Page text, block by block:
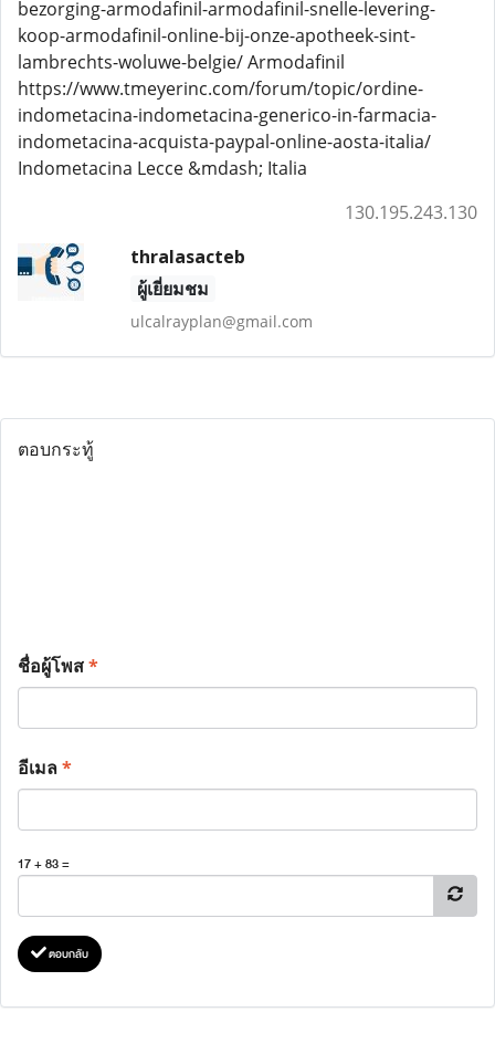
bezorging-armodafinil-armodafinil-snelle-levering-
koop-armodafinil-online-bij-onze-apotheek-sint-
lambrechts-woluwe-belgie/ Armodafinil
https://www.tmeyerinc.com/forum/topic/ordine-
indometacina-indometacina-generico-in-farmacia-
indometacina-acquista-paypal-online-aosta-italia/
Indometacina Lecce &mdash; Italia
130.195.243.130
thralasacteb
ผู้เยี่ยมชม
ulcalrayplan@gmail.com
ตอบกระทู้
ชื่อผู้โพส*
อีเมล*
17 + 83 =
ตอบกลับ